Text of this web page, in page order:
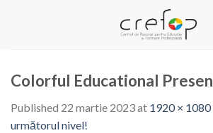
Colorful Educational
Published 22 martie 2023at 1920 × 1080
următorul nivel!